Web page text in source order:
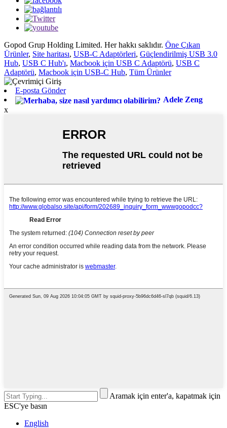
Gopod Grup Holding Limited. Her hakkı saklıdır. Öne Çıkan
Ürünler, Site haritası, USB-C Adaptörleri, Güçlendirilmiş USB 3.0
Hub, USB C Hub'ı, Macbook için USB C Adaptörü, USB C
Adaptörü, Macbook için USB-C Hub, Tüm Ürünler
E-posta Gönder
Adele Zeng
x
Aramak için enter'a, kapatmak için
ESC'ye basın
English